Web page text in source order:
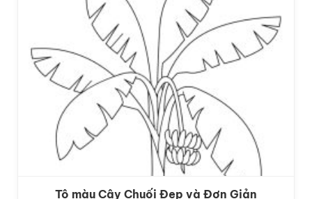
Tô màu Cây Chuối Đẹp và Đơn Giản